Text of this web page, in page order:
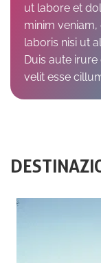
ut labore et
minim
laboris nisi ut
Duis aute
velit esse